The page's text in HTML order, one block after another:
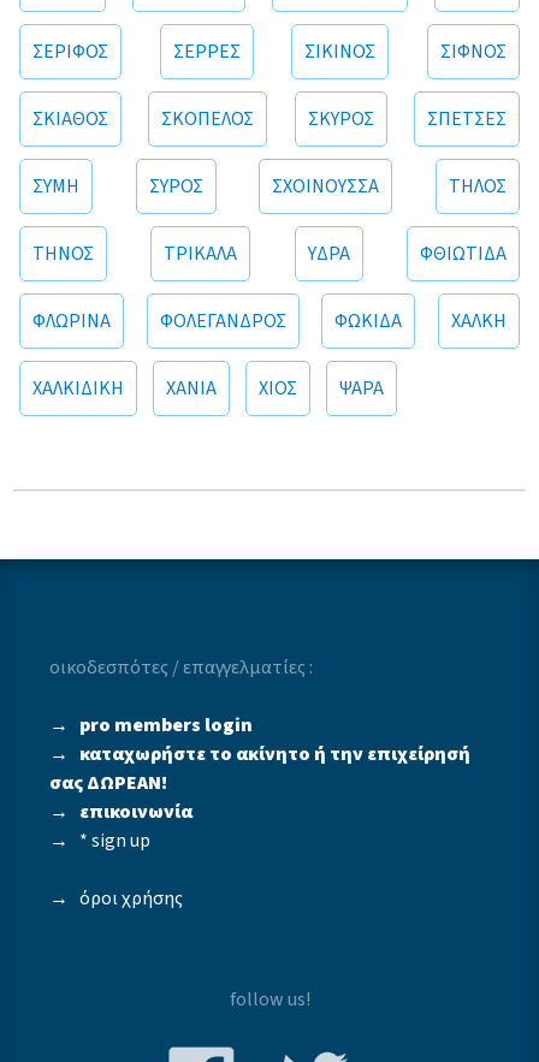
ΣΕΡΙΦΟΣ ΣΕΡΡΕΣ ΣΙΚΙΝΟΣ ΣΙΦΝΟΣ
ΣΚΙΑΘΟΣ ΣΚΟΠΕΛΟΣ ΣΚΥΡΟΣ ΣΠΕΤΣΕΣ
ΣΥΜΗ ΣΥΡΟΣ ΣΧΟΙΝΟΥΣΣΑ ΤΗΛΟΣ
ΤΗΝΟΣ ΤΡΙΚΑΛΑ ΥΔΡΑ ΦΘΙΩΤΙΔΑ
ΦΛΩΡΙΝΑ ΦΟΛΕΓΑΝΔΡΟΣ ΦΩΚΙΔΑ ΧΑΛΚΗ
ΧΑΛΚΙΔΙΚΗ ΧΑΝΙΑ ΧΙΟΣ ΨΑΡΑ
οικοδεσπότες / επαγγελματίες :
→ pro members login
→καταχωρήστε το ακίνητο ή την επιχείρησή
σας ΔΩΡΕΑΝ!
→ επικοινωνία
→ * sign up
→όροι χρήσης
follow us!